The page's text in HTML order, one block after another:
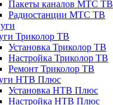
Пакеты каналов МТС ТВ
Радиостанции МТС ТВ
Триколор ТВ
Установка Триколор ТВ
Настройка Триколор ТВ
Ремонт Триколор ТВ
НТВ Плюс
Установка НТВ Плюс
Настройка НТВ Плюс